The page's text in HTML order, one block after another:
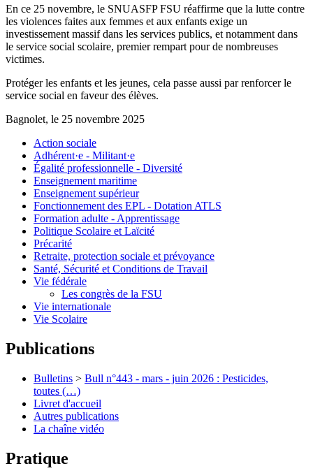
En ce 25 novembre, le SNUASFP FSU réaffirme que la lutte contre
les violences faites aux femmes et aux enfants exige un
investissement massif dans les services publics, et notamment dans
le service social scolaire, premier rempart pour de nombreuses
victimes.
Protéger les enfants et les jeunes, cela passe aussi par renforcer le
service social en faveur des élèves.
Bagnolet, le 25 novembre 2025
Action sociale
Adhérent·e - Militant·e
Égalité professionnelle - Diversité
Enseignement maritime
Enseignement supérieur
Fonctionnement des EPL - Dotation ATLS
Formation adulte - Apprentissage
Politique Scolaire et Laïcité
Précarité
Retraite, protection sociale et prévoyance
Santé, Sécurité et Conditions de Travail
Vie fédérale
Les congrès de la FSU
Vie internationale
Vie Scolaire
Publications
Bulletins > Bull n°443 - mars - juin 2026 : Pesticides,
toutes (…)
Livret d'accueil
Autres publications
La chaîne vidéo
Pratique